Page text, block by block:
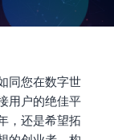
同您在数字世
用户的绝佳平
，还是希望拓